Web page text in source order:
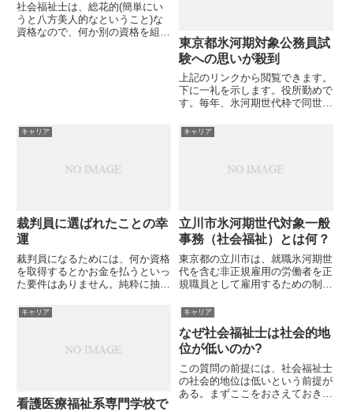
社会福祉士は、総花的(簡単にい
うと八方美人的なということ)な
資格なので、何か別の資格を組み
東京都氷河期対象公務員試
験への思いが殺到
上記のリンクから閲覧できます。
下に一礼を示します。役所勤めで
す。毎年、氷河期世代枠で同世代
す。でもその大半が1〜2年位内
に辞めてしまいます。40歳を越
してみません。「できて当たり
キャリア
裁判員に選ばれたことの幸
運
裁判員になるためには、何か資格
を取得するとかお金を払うといっ
た要件はありません。純粋に抽選
す。なので、お金を払ったからと
か、勉強したからといって裁判員
回、私が裁判員に選任されたこと
キャリア
立川市氷河期世代対象一般
事務（社会福祉）とは何？
東京都の立川市は、就職氷河期世
代を含む非正規雇用の労働者を正
規職員として雇用するための制度
からの採用なので今年中には選抜
試験が行われる可能性がありま
す。採用する職種は「社会福祉系
を含む一般事務職」となっていま
す...
キャリア
看護医療福祉系専門学校で
キャリア
なぜ社会福祉士は社会的地
位が低いのか?
この質問の前提には、社会福祉士
の社会的地位は低いという前提が
ある。まずここをおさえておきま